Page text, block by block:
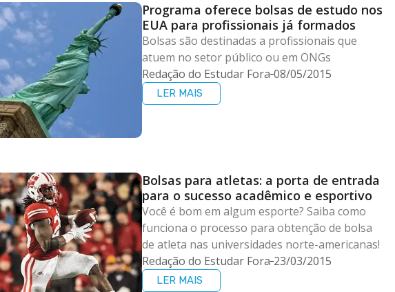
Programa oferece bolsas de estudo nos
EUA para profissionais já formados
Bolsas são destinadas a profissionais que
atuem no setor público ou em ONGs
Redação do Estudar Fora 08/05/2015
LER MAIS
Bolsas para atletas: a porta de entrada
para o sucesso acadêmico e esportivo
Você é bom em algum esporte? Saiba como
funciona o processo para obtenção de bolsa
de atleta nas universidades norte-americanas!
Redação do Estudar Fora 23/03/2015
LER MAIS